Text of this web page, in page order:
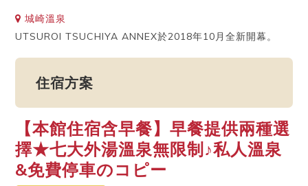
城崎溫泉
UTSUROI TSUCHIYA ANNEX於2018年10月全新開幕。
住宿方案
【本館住宿含早餐】早餐提供兩種選
擇★七大外湯溫泉無限制♪私人溫泉
&免費停車のコピー